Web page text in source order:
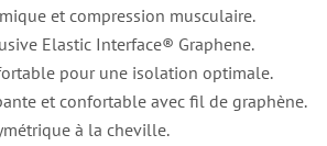
et compression musculaire.
Elastic Interface® Graphene.
pour une isolation optimale.
et confortable avec fil de graphène.
à la cheville.